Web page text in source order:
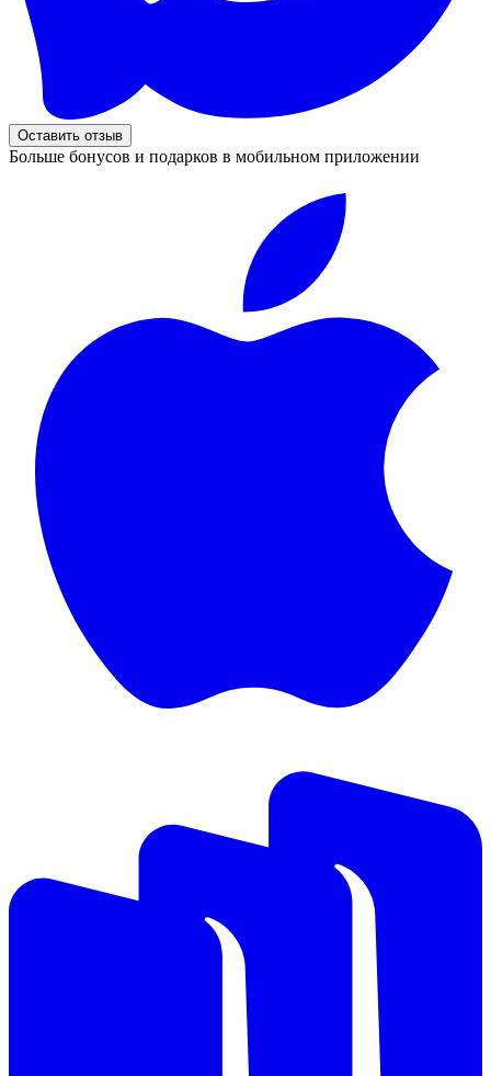
Оставить отзыв
Больше бонусов и подарков в мобильном приложении